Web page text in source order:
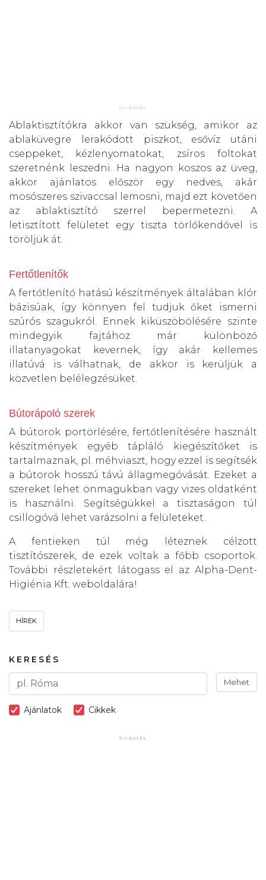
Ablaktisztítókra akkor van szükség, amikor az
ablaküvegre lerakódott piszkot, esővíz utáni
cseppeket, kézlenyomatokat, zsíros foltokat
szeretnénk leszedni. Ha nagyon koszos az üveg,
akkor ajánlatos először egy nedves, akár
mosószeres szivaccsal lemosni, majd ezt követően
az ablaktisztító szerrel bepermetezni. A
letisztított felületet egy tiszta törlőkendővel is
töröljük át.
Fertőtlenítők
A fertőtlenítő hatású készítmények általában klór
bázisúak, így könnyen fel tudjuk őket ismerni
szúrós szagukról. Ennek kiküszöbölésére szinte
mindegyik fajtához már különböző
illatanyagokat kevernek, így akár kellemes
illatúvá is válhatnak, de akkor is kerüljük a
közvetlen belélegzésüket.
Bútorápoló szerek
A bútorok portörlésére, fertőtlenítésére használt
készítmények egyéb tápláló kiegészítőket is
tartalmaznak, pl. méhviaszt, hogy ezzel is segítsék
a bútorok hosszú távú állagmegóvását. Ezeket a
szereket lehet önmagukban vagy vizes oldatként
is használni. Segítségükkel a tisztaságon túl
csillogóvá lehet varázsolni a felületeket.
A fentieken túl még léteznek célzott
tisztítószerek, de ezek voltak a főbb csoportok.
További részletekért látogass el az Alpha-Dent-
Higiénia Kft. weboldalára!
HÍREK
KERESÉS
Mehet
Ajánlatok Cikkek